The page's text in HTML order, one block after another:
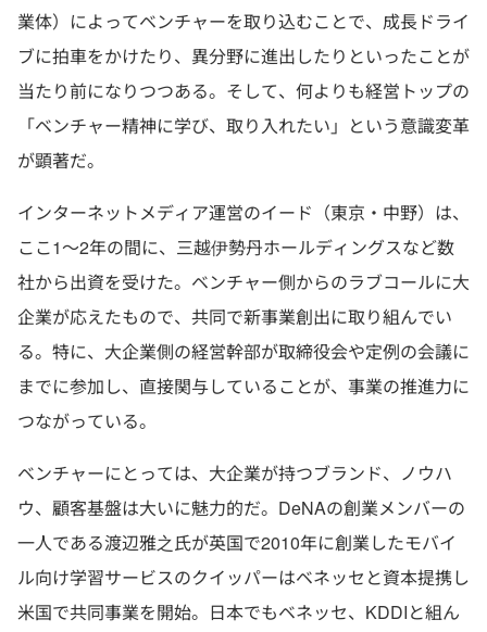
業体）によってベンチャーを取り込むことで、成長ドライ
ブに拍車をかけたり、異分野に進出したりといったことが
当たり前になりつつある。そして、何よりも経営トップの
「ベンチャー精神に学び、取り入れたい」という意識変革
が顕著だ。
インターネットメディア運営のイード（東京・中野）は、
ここ1～2年の間に、三越伊勢丹ホールディングスなど数
社から出資を受けた。ベンチャー側からのラブコールに大
企業が応えたもので、共同で新事業創出に取り組んでい
る。特に、大企業側の経営幹部が取締役会や定例の会議に
までに参加し、直接関与していることが、事業の推進力に
つながっている。
ベンチャーにとっては、大企業が持つブランド、ノウハ
ウ、顧客基盤は大いに魅力的だ。DeNAの創業メンバーの
一人である渡辺雅之氏が英国で2010年に創業したモバイ
ル向け学習サービスのクイッパーはベネッセと資本提携し
米国で共同事業を開始。日本でもベネッセ、KDDIと組ん